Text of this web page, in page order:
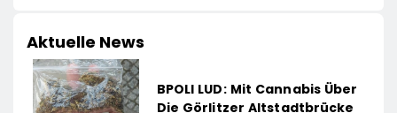
Aktuelle News
BPOLI LUD: Mit Cannabis Über
Die Görlitzer Altstadtbrücke